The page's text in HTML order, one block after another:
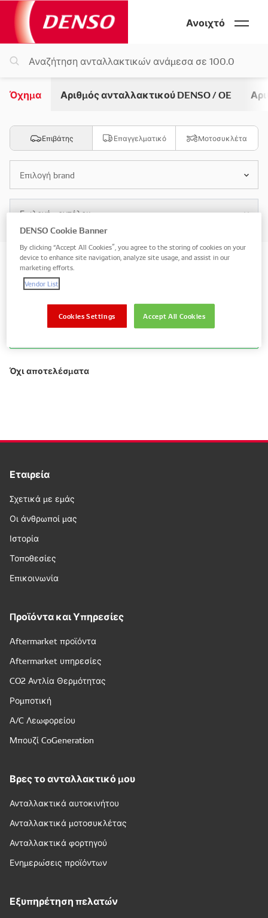
Ανοιχτό
Όχημα Αριθμός ανταλλακτικού DENSO / OE
Επιβάτης Επαγγελματικό Μοτοσυκλέτα
Επιλογή brand
Επιλογή μοντέλου
Αναζήτηση με βάση το όχημα
ανταλλακτικά
Προβολή ανταλλακτικών μόνο για το
Όχι αποτελέσματα
Εταιρεία
Σχετικά με εμάς
Οι άνθρωποί μας
Ιστορία
Τοποθεσίες
Επικοινωνία
Προϊόντα και Υπηρεσίες
Aftermarket προϊόντα
Aftermarket υπηρεσίες
CO2 Αντλία Θερμότητας
Ρομποτική
A/C Λεωφορείου
Μπουζί CoGeneration
Βρες το ανταλλακτικό μου
Ανταλλακτικά αυτοκινήτου
Ανταλλακτικά μοτοσυκλέτας
Ανταλλακτικά φορτηγού
Ενημερώσεις προϊόντων
Εξυπηρέτηση πελατών
DENSO Cookie Banner
By clicking “Accept All Cookies”, you agree to the storing of cookies on your
device to enhance site navigation, analyze site usage, and assist in our
marketing efforts.
Vendor List
Accept All Cookies
Cookies Settings